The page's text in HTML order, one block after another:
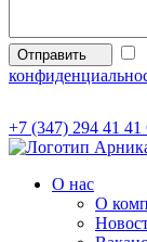
Отправить
+7 (347) 294 41 41
О нас
О